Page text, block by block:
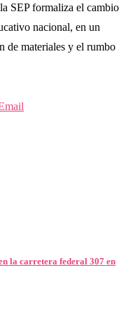
SEP formaliza el cambio
nacional, en un
de materiales y el rumbo
la carretera federal 307 en